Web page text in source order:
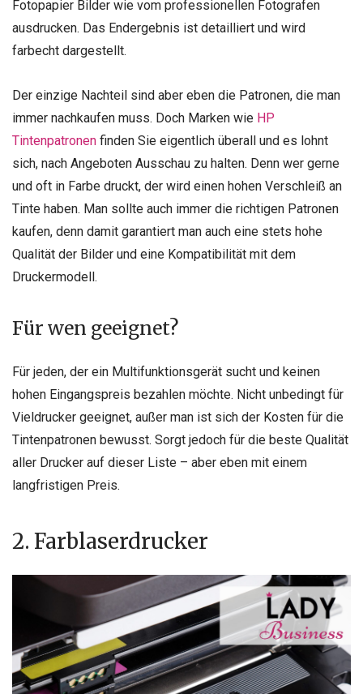
Fotopapier Bilder wie vom professionellen Fotografen
ausdrucken. Das Endergebnis ist detailliert und wird
farbecht dargestellt.
Der einzige Nachteil sind aber eben die Patronen, die man
immer nachkaufen muss. Doch Marken wie HP
Tintenpatronen finden Sie eigentlich überall und es lohnt
sich, nach Angeboten Ausschau zu halten. Denn wer gerne
und oft in Farbe druckt, der wird einen hohen Verschleiß an
Tinte haben. Man sollte auch immer die richtigen Patronen
kaufen, denn damit garantiert man auch eine stets hohe
Qualität der Bilder und eine Kompatibilität mit dem
Druckermodell.
Für wen geeignet?
Für jeden, der ein Multifunktionsgerät sucht und keinen
hohen Eingangspreis bezahlen möchte. Nicht unbedingt für
Vieldrucker geeignet, außer man ist sich der Kosten für die
Tintenpatronen bewusst. Sorgt jedoch für die beste Qualität
aller Drucker auf dieser Liste – aber eben mit einem
langfristigen Preis.
2. Farblaserdrucker